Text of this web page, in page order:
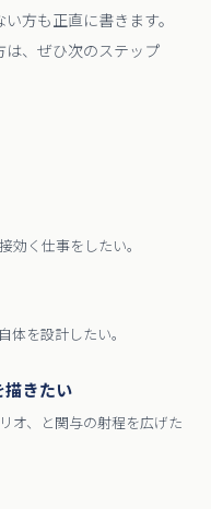
方も正直に書きます。
は、ぜひ次のステップ
効く仕事をしたい。
を設計したい。
描きたい
、と関与の射程を広げた